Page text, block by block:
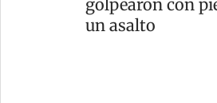
golpearon con
un asalto